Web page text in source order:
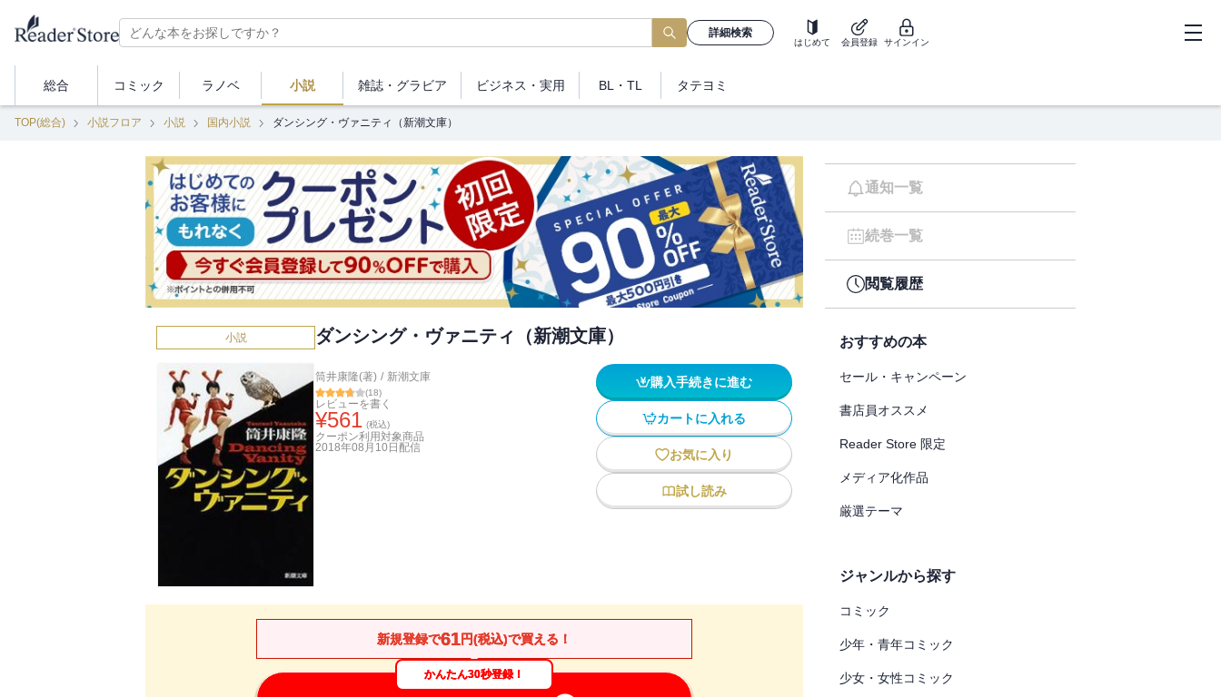
詳細検索
はじめて 会員登録 サインイン
総合 コミック ラノベ 小説 雑誌・ グラビア ビジネス ・実用 BL・TL タテヨミ
TOP(総合) 小説フロア 小説 国内小説 ダンシング・ヴァニティ（新潮文庫）
小説 ダンシング・ヴァニティ（新潮文庫）
筒井康隆(著) / 新潮文庫
(18)
レビューを書く
¥561 (税込)
クーポン利用対象商品
2018年08月10日 配信
購入手続きに進む
カートに入れる
お気に入り
試し読み
新規登録で61円(税込)で買える！
かんたん30秒登録！
通知一覧
続巻一覧
閲覧履歴
おすすめの本
セール・キャンペーン
書店員オススメ
Reader Store 限定
メディア化作品
厳選テーマ
ジャンルから探す
コミック
少年・青年コミック
少女・女性コミック